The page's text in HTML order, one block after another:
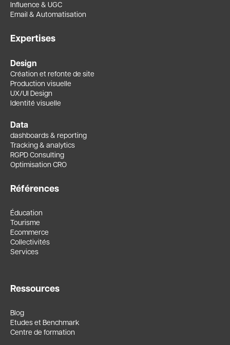
Influence & UGC
Email & Automatisation
Expertises
Design
Création et refonte de site
Production visuelle
UX/UI Design
Identité visuelle
Data
dashboards & reporting
Tracking & analytics
RGPD Consulting
Optimisation CRO
Références
Éducation
Tourisme
Ecommerce
Collectivités
Services
Ressources
Blog
Etudes et Benchmark
Centre de formation